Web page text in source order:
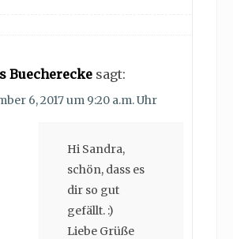
Buecherecke sagt:
6, 2017 um 9:20 a.m. Uhr
Hi Sandra,
schön, dass es
dir so gut
gefällt. :)
Liebe Grüße